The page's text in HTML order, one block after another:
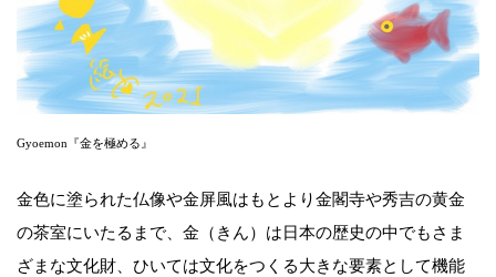
Gyoemon『金を極める』
金色に塗られた仏像や金屏風はもとより金閣寺や秀吉の黄金
の茶室にいたるまで、金（きん）は日本の歴史の中でもさま
ざまな文化財、ひいては文化をつくる大きな要素として機能